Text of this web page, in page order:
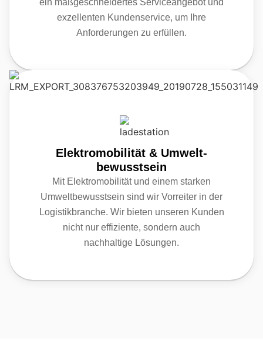
ein maßgeschneidertes Serviceangebot und
exzellenten Kundenservice, um Ihre
Anforderungen zu erfüllen.
Elektromobilität & Umwelt-
bewusstsein
Mit Elektromobilität und einem starken
Umweltbewusstsein sind wir Vorreiter in der
Logistikbranche. Wir bieten unseren Kunden
nicht nur effiziente, sondern auch
nachhaltige Lösungen.